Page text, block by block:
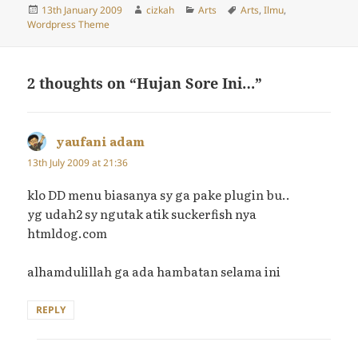
Posted
on
13th January 2009 Author
cizkah Categories
Arts Tags
Arts,Ilmu,
Wordpress Theme
2 thoughts on “Hujan Sore Ini…”
yaufani adam
13th July 2009 at 21:36
klo DD menu biasanya sy ga pake plugin bu..
yg udah2 sy ngutak atik suckerfish nya
htmldog.com
alhamdulillah ga ada hambatan selama ini
REPLY